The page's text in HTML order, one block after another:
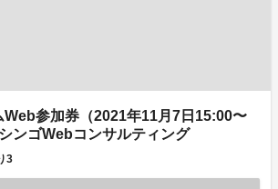
Web参加券（2021年11月7日15:00〜
ンゴWebコンサルティング
3